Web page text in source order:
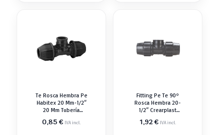
Te Rosca Hembra Pe
Habitex 20 Mm-1/2″
20 Mm Tubería
0,85€ IVA incl.
Fitting Pe Te 90º
Rosca Hembra 20-
1/2″ Crearplast
1,92€ IVA incl.